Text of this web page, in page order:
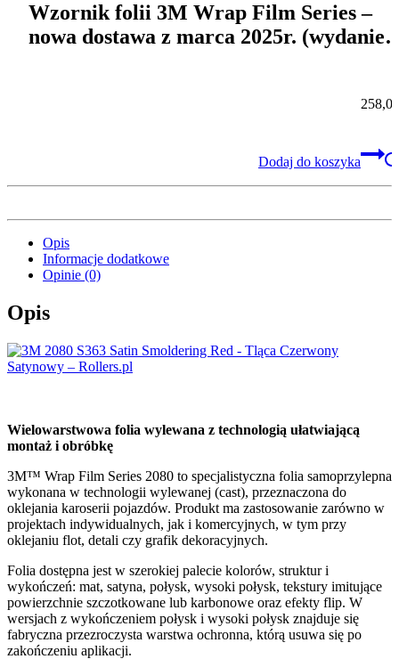
Wzornik folii 3M Wrap Film Series –
nowa dostawa z marca 2025r. (wydanie
Dodaj do koszyka
Opis
Informacje dodatkowe
Opinie (0)
Opis
Wielowarstwowa folia wylewana z technologią ułatwiającą
montaż i obróbkę
3M™ Wrap Film Series 2080 to specjalistyczna folia samoprzylepna
wykonana w technologii wylewanej (cast), przeznaczona do
oklejania karoserii pojazdów. Produkt ma zastosowanie zarówno w
projektach indywidualnych, jak i komercyjnych, w tym przy
oklejaniu flot, detali czy grafik dekoracyjnych.
Folia dostępna jest w szerokiej palecie kolorów, struktur i
wykończeń: mat, satyna, połysk, wysoki połysk, tekstury imitujące
powierzchnie szczotkowane lub karbonowe oraz efekty flip. W
wersjach z wykończeniem połysk i wysoki połysk znajduje się
fabryczna przezroczysta warstwa ochronna, którą usuwa się po
zakończeniu aplikacji.